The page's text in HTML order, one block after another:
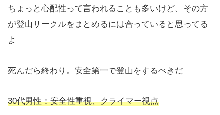
ちょっと心配性って言われることも多いけど、その方
が登山サークルをまとめるには合っていると思ってる
よ
死んだら終わり。安全第一で登山をするべきだ
30代男性：安全性重視、クライマー視点